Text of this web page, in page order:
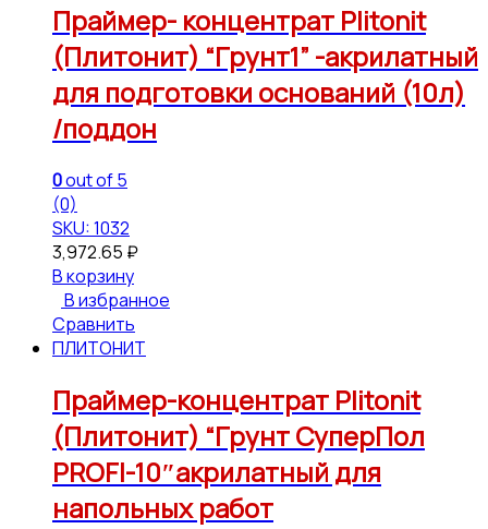
Праймер- концентрат Plitonit
(Плитонит) “Грунт1” -акрилатный
для подготовки оснований (10л)
/поддон
0out of 5
(0)
SKU: 1032
3,972.65 ₽
В корзину
В избранное
Сравнить
ПЛИТОНИТ
Праймер-концентрат Plitonit
(Плитонит) “Грунт СуперПол
PROFI-10″акрилатный для
напольных работ